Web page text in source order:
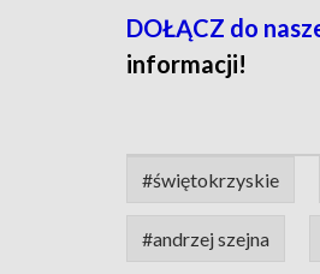
DOŁĄCZ do
informacji!
#świętokrzyskie
#andrzej szejna